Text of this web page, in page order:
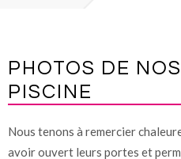
PHOTOS DE
PISCINE
Nous tenons à remercier
avoir ouvert leurs portes et